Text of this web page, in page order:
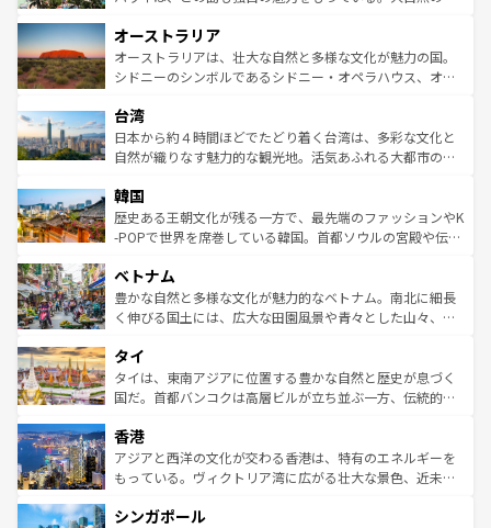
部のニューオーリンズでは、音楽と美食が融合した独特の
文化が魅力。旅行者はアメリカの各地域で異なる魅力を楽
しみながら、その多様性と豊かな歴史を感じることができ
ならではの贅沢な旅のスタイルだ。 なお、新着のアメリカ
情報はコンテンツ一覧を参照してほしい。
ワイ島は見逃せない。また、定番の観光地といえばオアフ
島だが、静かな自然を求めるならマウイ島やカウアイ島が
おすすめ。エメラルドグリーンに輝く海をはじめ、豊かな
れるおもてなしの心で訪れる人々を迎えてくれるハワイの
人々、おいしいローカルフードやハワイアンミュージッ
ク、伝統的なフラダンスなど、すべてがハワイの魅力を彩
ワイを、存分に味わってほしい。 なお、新着のハワイ情報
はコンテンツ一覧を参照してほしい。
オーストラリア
オーストラリアは、壮大な自然と多様な文化が魅力の国。
シドニーのシンボルであるシドニー・オペラハウス、オー
リアリーフや大陸中央部にそびえるウルル（エアーズロッ
ク）、タスマニアの美しい原生林やケアンズの熱帯雨林な
ど、見どころがたくさん。また、カフェやワイン、オージ
いる。アクティビティも充実しており、サーフィンやダイ
ビング、ハイキングなど、アウトドア好きにはたまらな
い。オーストラリアの多彩な魅力を存分に味わいつくそ
参照してほしい。
台湾
日本から約４時間ほどでたどり着く台湾は、多彩な文化と
自然が織りなす魅力的な観光地。活気あふれる大都市の台
ン）、静ひつな山岳地帯である台湾東部など、都市の喧騒
と山間の静けさが共存しており、訪れる人に新しい発見と
驚きをもたらしてくれる。また、奥深い台湾の食文化も魅
容にもいいと評判のスイーツなど、バラエティ豊かな料理
が味わえる。 なお、新着の台湾情報は コンテンツ一覧を参
照してほしい。
韓国
歴史ある王朝文化が残る一方で、最先端のファッションやK
-POPで世界を席巻している韓国。首都ソウルの宮殿や伝統
き、地方に足を延ばせば四季折々の自然美を楽しむことが
できる。そして、キムチや焼肉、絶品のストリートフード
まで、さまざまな韓国料理が待っている。夜には、韓国な
リティに包まれながら、韓国の多彩な魅力を心ゆくまで味
わってみてほしい。 なお、新着の韓国情報はコンテンツ一
覧を参照してほしい。
ベトナム
豊かな自然と多様な文化が魅力的なベトナム。南北に細長
く伸びる国土には、広大な田園風景や青々とした山々、世
急速な発展と共に伝統が息づく。ハノイの古い町並みやホ
ーチミン市のフランス統治時代の建物も、独特の雰囲気を
醸し出している。また、バラエティの豊かさとおいしさで
とつ。フォーやバインミー、ベトナムコーヒーなどは、ぜ
ひ現地で味わいたい。どの地域を訪れてもあたたかい人々
が旅行者を迎えてくれるので、きっと忘れられない旅にな
参照してほしい。
タイ
タイは、東南アジアに位置する豊かな自然と歴史が息づく
国だ。首都バンコクは高層ビルが立ち並ぶ一方、伝統的な
の活気が交差している。北部ではチェンマイなどの山岳地
帯で自然と触れ合い、南部ではプーケットやクラビの美し
いビーチでリゾート気分を楽しむことができる。タイ料理
激する。気候は一年中温暖で、どの季節にも異なる楽しみ
香港
アジアと西洋の文化が交わる香港は、特有のエネルギーを
もっている。ヴィクトリア湾に広がる壮大な景色、近未来
み、どこを訪れても感動するはず。観光スポットが密集し
シンガポール